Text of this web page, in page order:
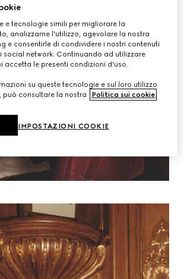
e tecnologie simili per migliorare la
analizzarne l'utilizzo, agevolare la nostra
e consentirle di condividere i nostri contenuti
social network. Continuando ad utilizzare
accetta le presenti condizioni d'uso.
su queste tecnologie e sul loro utilizzo
può consultare la nostra
Politica sui cookie
IMPOSTAZIONI COOKIE